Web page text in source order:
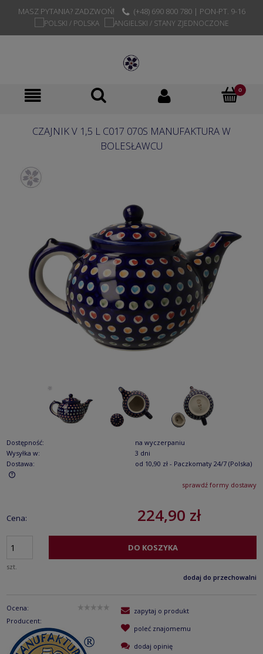
MASZ PYTANIA? ZADZWOŃ! (+48) 690 800 780 | PON-PT. 9-16
CZAJNIK V 1,5 L C017 070S MANUFAKTURA W
BOLESŁAWCU
Dostępność:
na wyczerpaniu
Wysyłka w:
3 dni
Dostawa:
od 10,90 zł - Paczkomaty 24/7 (Polska)
Cena nie zawiera ewentualnych kosztów płatnościsprawdź formy dostawy
Cena: 224,90 zł
szt.
DO KOSZYKA
dodaj do przechowalni
Ocena:
Producent:
zapytaj o produkt
poleć znajomemu
dodaj opinię